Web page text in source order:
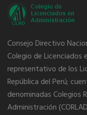
Consejo Directivo
Colegio de Licenciados
representativo de los
República del Perú;
denominadas Colegios
Administración